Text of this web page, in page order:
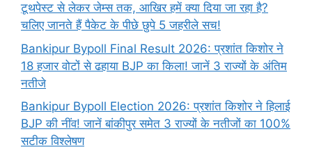
टूथपेस्ट से लेकर जेम्स तक, आखिर हमें क्या दिया जा रहा है?
चलिए जानते हैं पैकेट के पीछे छुपे 5 जहरीले सच!
Bankipur Bypoll Final Result 2026: प्रशांत किशोर ने
18 हजार वोटों से ढहाया BJP का किला! जानें 3 राज्यों के अंतिम
नतीजे
Bankipur Bypoll Election 2026: प्रशांत किशोर ने हिलाई
BJP की नींव! जानें बांकीपुर समेत 3 राज्यों के नतीजों का 100%
सटीक विश्लेषण